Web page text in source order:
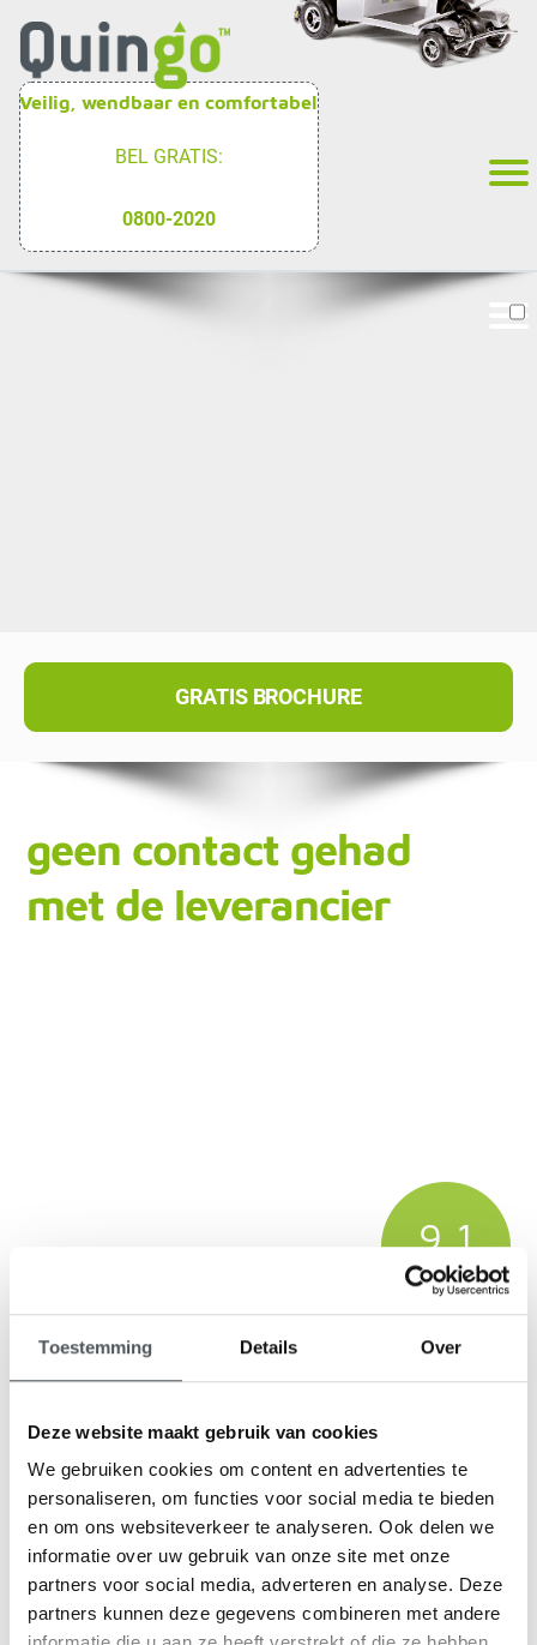
Toestemming Details Over
Deze website maakt gebruik van cookies
We gebruiken cookies om content en advertenties te
personaliseren, om functies voor social media te bieden
en om ons websiteverkeer te analyseren. Ook delen we
informatie over uw gebruik van onze site met onze
partners voor social media, adverteren en analyse. Deze
partners kunnen deze gegevens combineren met andere
Veilig, wendbaar en comfortabel
BEL GRATIS:
0800-2020
GRATIS BROCHURE
geen contact gehad
met de leverancier
9,1
klantenbeoordeling